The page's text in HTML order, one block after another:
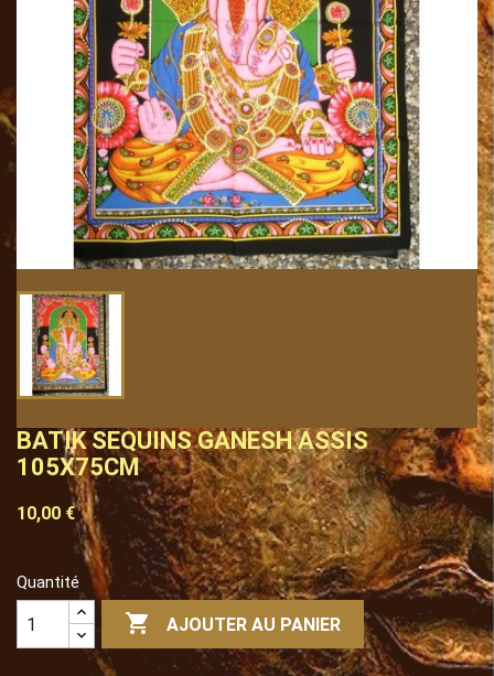
BATIK SEQUINS GANESH ASSIS
105X75CM
10,00 €
Quantité
 AJOUTER AU PANIER